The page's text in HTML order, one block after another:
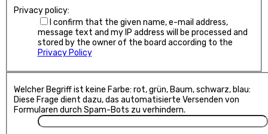
Privacy policy:
I confirm that the given name, e-mail address,
message text and my IP address will be processed and
stored by the owner of the board according to the
Privacy Policy
Welcher Begriff ist keine Farbe: rot, grün, Baum, schwarz, blau:
Diese Frage dient dazu, das automatisierte Versenden von
Formularen durch Spam-Bots zu verhindern.